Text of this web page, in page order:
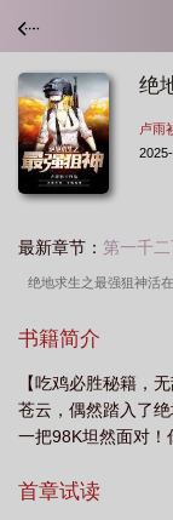
绝
卢雨
最新章节： 第一千
绝地求生之最强狙神活
地求生之最强狙神李衍92k
统免费阅读 绝地求生
生之最强狙神第八区
强狙神李岩
书籍简介
【吃鸡必胜秘籍，
苍云，偶然踏入了
一把98K坦然面对！
首章试读